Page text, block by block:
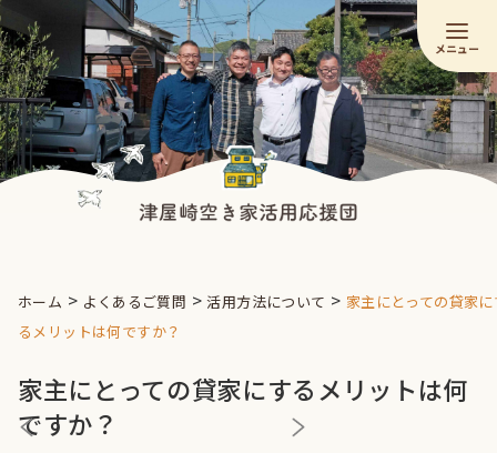
コ
ン
テ
ン
ツ
へ
ホーム > よくあるご質問 >活用方法について > 家主にとっての貸家
るメリットは何ですか？
家主にとっての貸家にするメリットは何
ですか？